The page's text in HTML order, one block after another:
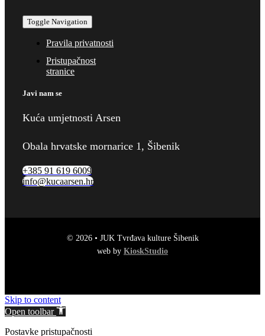
Toggle Navigation
Pravila privatnosti
Pristupačnost
stranice
Javi nam se
Kuća umjetnosti Arsen
Obala hrvatske mornarice 1, Šibenik
+385 91 619 6009
info@kucaarsen.hr
© 2026 • JUK Tvrđava kulture Šibenik
web by KioskStudio
Skip to content
Open toolbar
Postavke pristupačnosti